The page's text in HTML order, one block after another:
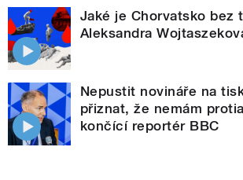
Jaké je Chorvatsko bez
Aleksandra
Nepustit novináře na
přiznat, že nemám
končící reportér BBC